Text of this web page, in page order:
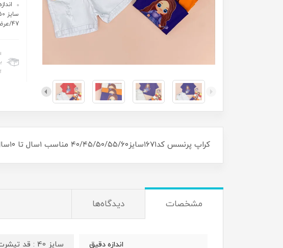
47/عرض 42
کراپ پرنسس کد۱۶۷۱سایز۴۰/۴۵/۵۰/۵۵/۶۰ مناسب ۱سال تا ۱۰سال
مشخصات دیدگاه‌ها
اندازه دقیق سایز 40 : قد تیشرت 32/عرض33